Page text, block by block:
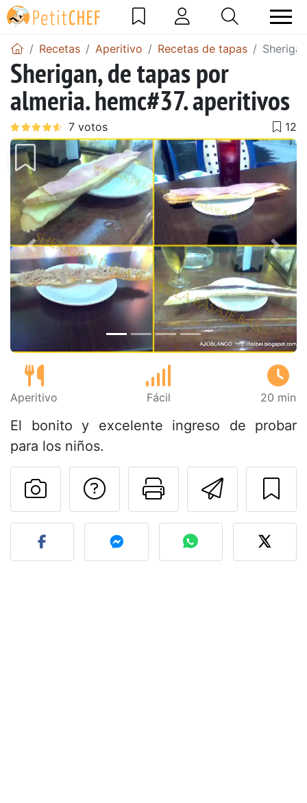
Recetas Aperitivo Recetas de tapas
Sherigan, de tapas por
almeria. hemc#37. aperitivos
Anterior
Aperitivo Fácil 20 min
El bonito y excelente ingreso de probar
para los niños.
Imprimir
Preguntar al autor
Publicar la foto de esta